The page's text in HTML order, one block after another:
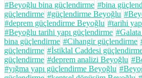
#Beyoğlu bina güçlendirme #bina
güçlendirme #güçlendirme Beyoğlu
#deprem güçlendirme Beyoğlu #tarihi
#Beyoğlu tarihi yapı güçlendirme
bina güçlendirme #Cihangir güçlendirme
güçlendirme #İstiklal Caddesi
güçlendirme #deprem analizi Beyoğlu
#yığma yapı güçlendirme Beyoğlu